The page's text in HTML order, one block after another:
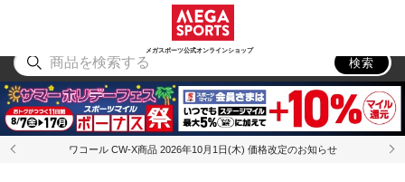
メガスポーツ公式オンラインショップ
アウトドア
検索
ワコール CW-X商品 2026年10月1日(木) 価格改定のお知らせ